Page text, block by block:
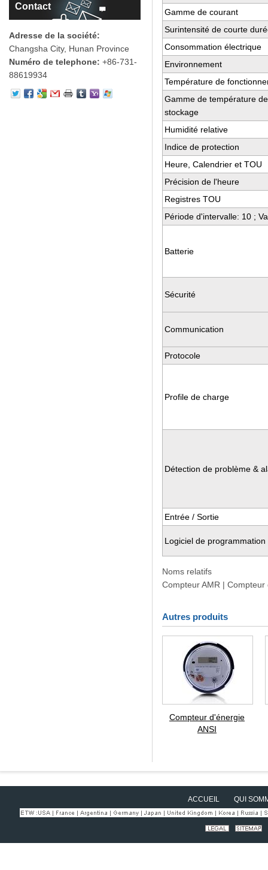
Contact
Adresse de la société:
Changsha City, Hunan Province
Numéro de telephone: +86-731-
88619934
Gamme de courant
Surintensité de courte
Consommation électrique
Environnement
Température de
Gamme de température de
stockage
Humidité relative
Indice de protection
Heure, Calendrier et TOU
Précision de l'heure
Registres TOU
Période d'intervalle: 10 ;
Batterie
Sécurité
Communication
Protocole
Profile de charge
Détection de problème &
Entrée / Sortie
Logiciel de programmation
Noms relatifs
Compteur AMR |
Autres produits
Compteur d'énergie
ANSI
ACCUEIL QUI